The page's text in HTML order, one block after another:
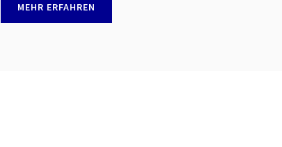
MEHR ERFAHREN